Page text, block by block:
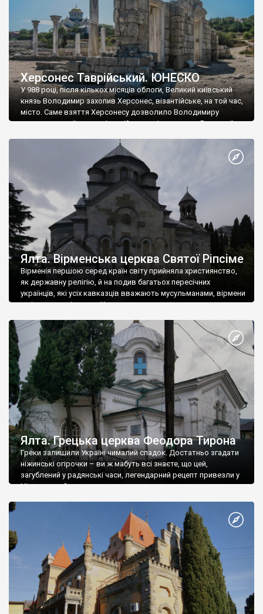
Херсонес Таврійський. ЮНЕСКО
У 988 році, після кількох місяців облоги, Великий київський
князь Володимир захопив Херсонес, візантійське, на той час,
місто. Саме взяття Херсонесу дозволило Володимиру
диктувати свої умови візантійському імператору Василю ІІ, та
Херсонесі Володимир-язичник, став Василем-християнином.
А потім було Хрещення Русі. На честь Херсонесу Таврійського
Ялта. Вірменська церква Святої Ріпсіме
Вірменія першою серед країн світу прийняла християнство,
як державну релігію, й на подив багатьох пересічних
українців, які усіх кавказців вважають мусульманами, вірмени
є відданими вірянами Христа
Ялта. Грецька церква Феодора Тирона
Греки залишили Україні чималий спадок. Достатньо згадати
ніжинські огірочки – ви ж мабуть всі знаєте, що цей,
загублений у радянські часи, легендарний рецепт привезли у
Ніжин греки?